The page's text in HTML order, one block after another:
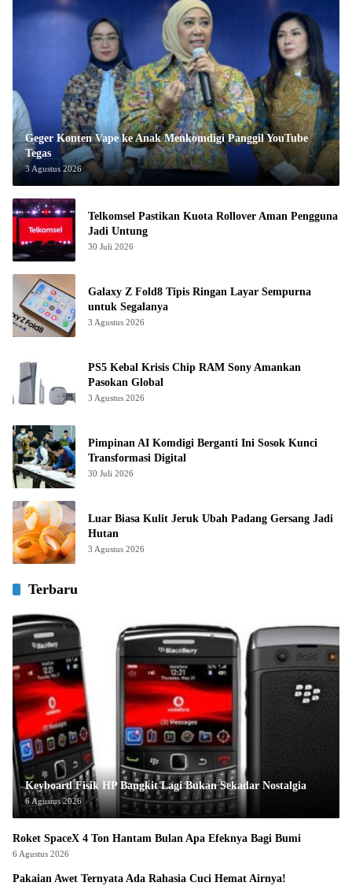
Geger Konten Vape ke Anak Menkomdigi Panggil YouTube
Tegas
3 Agustus 2026
Telkomsel Pastikan Kuota Rollover Aman Pengguna
Jadi Untung
30 Juli 2026
Galaxy Z Fold8 Tipis Ringan Layar Sempurna
untuk Segalanya
3 Agustus 2026
PS5 Kebal Krisis Chip RAM Sony Amankan
Pasokan Global
3 Agustus 2026
Pimpinan AI Komdigi Berganti Ini Sosok Kunci
Transformasi Digital
30 Juli 2026
Luar Biasa Kulit Jeruk Ubah Padang Gersang Jadi
Hutan
3 Agustus 2026
Terbaru
Keyboard Fisik HP Bangkit Lagi Bukan Sekadar Nostalgia
6 Agustus 2026
Roket SpaceX 4 Ton Hantam Bulan Apa Efeknya Bagi Bumi
6 Agustus 2026
Pakaian Awet Ternyata Ada Rahasia Cuci Hemat Airnya!